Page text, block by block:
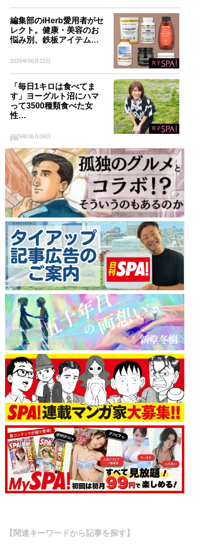
編集部のiHerb愛用者がセ
レクト。健康・美容のお
悩み別、鉄板アイテム…
2026年06月22日
「毎日1キロは食べてま
す」ヨーグルト沼にハマ
って3500種類食べた女
性…
2026年06月09日
PR
【関連キーワードから記事を探す】